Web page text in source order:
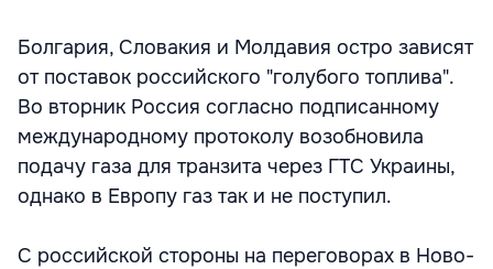
Болгария, Словакия и Молдавия остро зависят
от поставок российского "голубого топлива".
Во вторник Россия согласно подписанному
международному протоколу возобновила
подачу газа для транзита через ГТС Украины,
однако в Европу газ так и не поступил.
С российской стороны на переговорах в Ново-